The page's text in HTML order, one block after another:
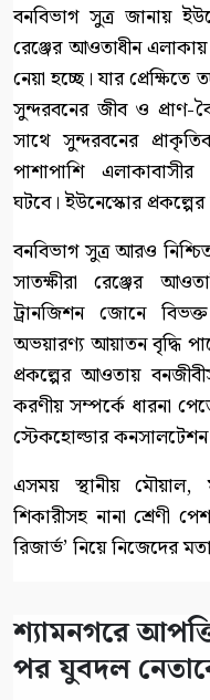
বনবিভাগ সুত্র জানায়
রেঞ্জের আওতাধীন
নেয়া হচ্ছে। যার
সুন্দরবনের জীব ও প্রাণ-
সাথে সুন্দরবনের
পাশাপাশি
ঘটবে। ইউনেস্কোর
বনবিভাগ সুত্র আরও
সাতক্ষীরা রেঞ্জের
ট্রানজিশন জোনে
অভয়ারণ্য আয়াতন বৃদ্ধি
প্রকল্পের আওতায়
করণীয় সম্পর্কে ধারনা
স্টেকহোল্ডার
এসময় স্থানীয় মৌয়াল,
শিকারীসহ নানা শ্রেণী
রিজার্ভ’ নিয়ে নিজেদের
শ্যামনগরে
পর যুবদল